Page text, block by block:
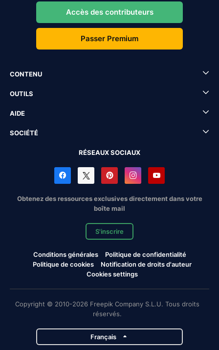
Accès des contributeurs
Passer Premium
CONTENU
OUTILS
AIDE
SOCIÉTÉ
RÉSEAUX SOCIAUX
Obtenez des ressources exclusives directement dans votre
boîte mail
S'inscrire
Conditions générales
Politique de confidentialité
Politique de cookies
Notification de droits d'auteur
Cookies settings
Copyright © 2010-2026 Freepik Company S.L.U. Tous droits
réservés.
Français